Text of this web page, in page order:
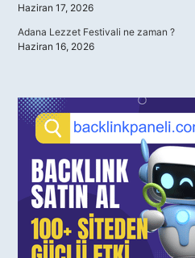
Haziran 17, 2026
Adana Lezzet Festivali ne zaman ?
Haziran 16, 2026